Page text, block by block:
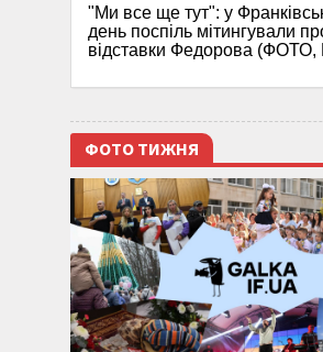
"Ми все ще тут": у
день поспіль мітингували
відставки Федорова
ФОТО ТИЖНЯ